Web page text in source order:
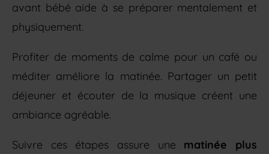
avant bébé aide à se préparer mentalement et
physiquement.
Profiter de moments de calme pour un café ou
méditer améliore la matinée. Partager un petit
déjeuner et écouter de la musique créent une
ambiance agréable.
Suivre ces étapes assure une matinée plus